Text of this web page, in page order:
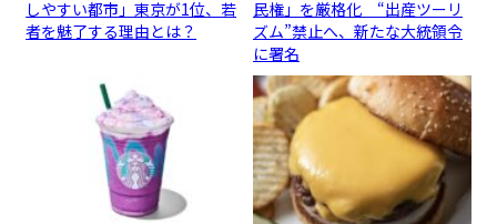
しやすい都市」東京が1位、若
者を魅了する理由とは？
民権」を厳格化 “出産ツーリ
ズム”禁止へ、新たな大統領令
に署名